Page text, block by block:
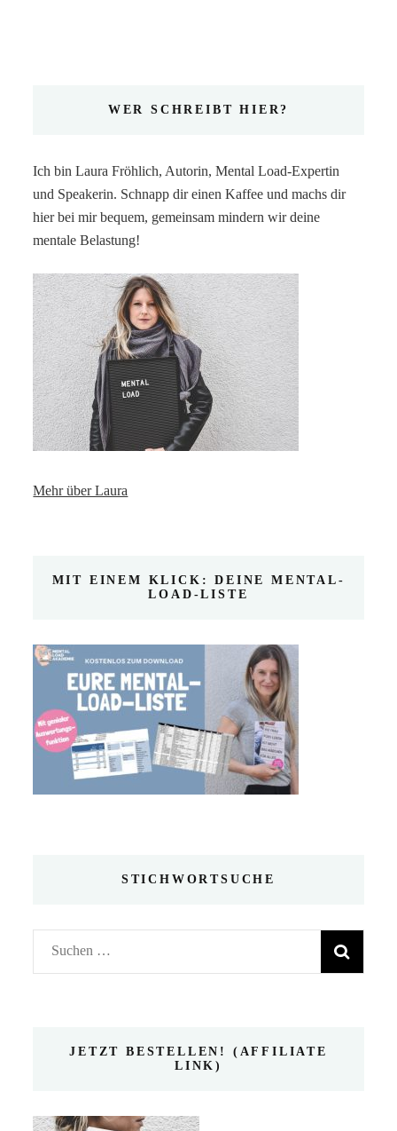
WER SCHREIBT HIER?
Ich bin Laura Fröhlich, Autorin, Mental Load-Expertin
und Speakerin. Schnapp dir einen Kaffee und machs dir
hier bei mir bequem, gemeinsam mindern wir deine
mentale Belastung!
Mehr über Laura
MIT EINEM KLICK: DEINE MENTAL-
LOAD-LISTE
STICHWORTSUCHE
Suchen
nach:
JETZT BESTELLEN! (AFFILIATE
LINK)